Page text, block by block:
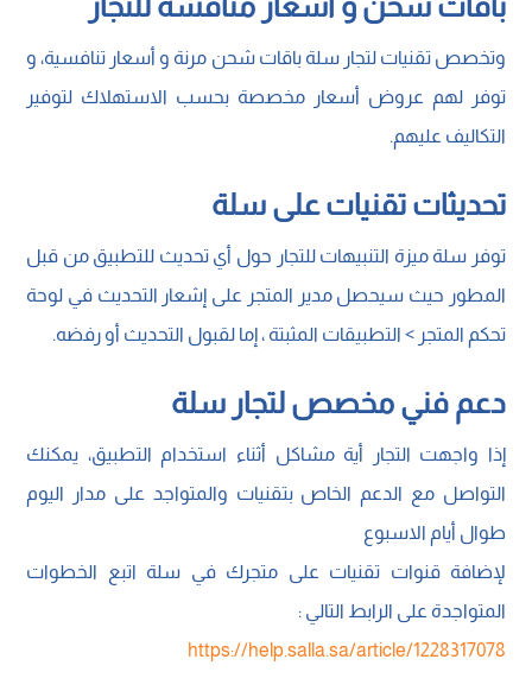
وتخصص تقنيات لتجار سلة باقات شحن مرنة و أسعار تنافسية، و
توفر لهم عروض أسعار مخصصة بحسب الاستهلاك لتوفير
التكاليف عليهم.
تحديثات تقنيات على سلة
توفر سلة ميزة التنبيهات للتجار حول أي تحديث للتطبيق من قبل
المطور حيث سيحصل مدير المتجر على إشعار التحديث في لوحة
تحكم المتجر > التطبيقات المثبتة ، إما لقبول التحديث أو رفضه.
دعم فني مخصص لتجار سلة
إذا واجهت التجار أية مشاكل أثناء استخدام التطبيق، يمكنك
التواصل مع الدعم الخاص بتقنيات والمتواجد على مدار اليوم
طوال أيام الاسبوع
لإضافة قنوات تقنيات على متجرك في سلة اتبع الخطوات
المتواجدة على الرابط التالي :
https://help.salla.sa/article/1228317078